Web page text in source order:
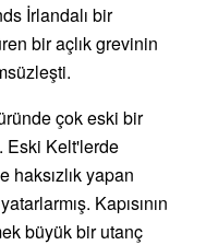
İrlandalı bir
bir açlık grevinin
çok eski bir
Eski Kelt'lerde
yapan
Kapısının
büyük bir utanç